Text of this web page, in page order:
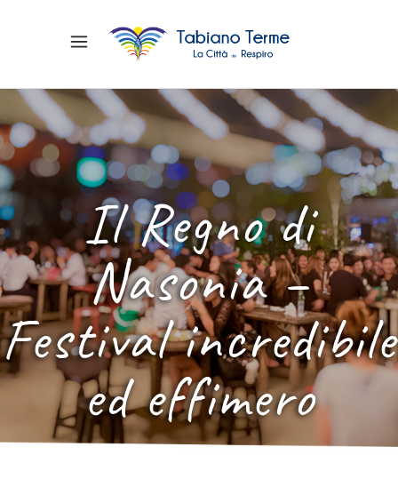
Il Regno di
Nasonia –
Festival incredibile
ed effimero